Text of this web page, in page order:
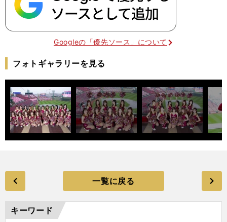
Googleの「優先ソース」について
フォトギャラリーを見る
一覧に戻る
キーワード